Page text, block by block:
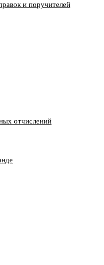
и поручителей
отчислений